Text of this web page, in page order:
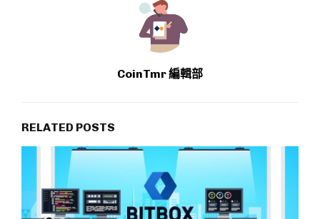
CoinTmr 編輯部
RELATED POSTS